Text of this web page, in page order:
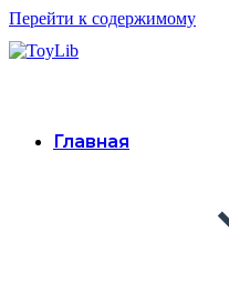
Перейти к содержимому
Главная